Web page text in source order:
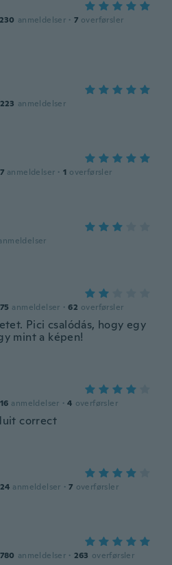
230 anmeldelser · 7 overførsler
223 anmeldelser
7 anmeldelser · 1 overførsler
75 anmeldelser · 62 overførsler
Pici csalódás, hogy egy
mint a képen!
16 anmeldelser · 4 overførsler
correct
24 anmeldelser · 7 overførsler
780 anmeldelser · 263 overførsler